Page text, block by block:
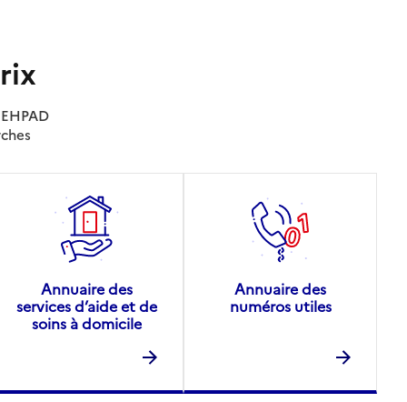
Annuaire des
services d’aide et de
soins à domicile
Annuaire des
numéros utiles